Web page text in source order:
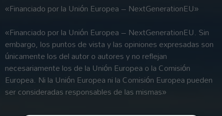
«Financiado por la Unión Europea – NextGenerationEU»
«Financiado por la Unión Europea – NextGenerationEU. Sin
embargo, los puntos de vista y las opiniones expresadas son
únicamente los del autor o autores y no reflejan
necesariamente los de la Unión Europea o la Comisión
Europea. Ni la Unión Europea ni la Comisión Europea pueden
ser consideradas responsables de las mismas»